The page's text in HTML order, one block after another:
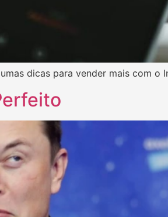
dicas para vender mais com o